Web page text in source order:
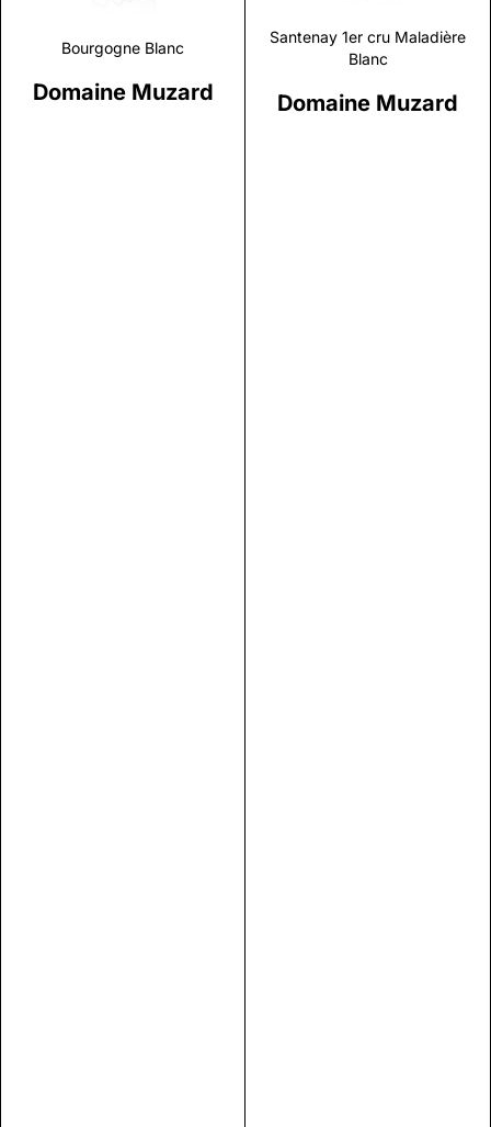
Bourgogne Blanc
Domaine Muzard
Santenay 1er cru Maladière
Blanc
Domaine Muzard